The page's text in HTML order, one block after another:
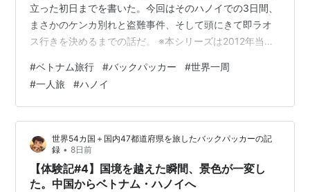
立った初日までを書いた。今回はそのハノイでの3日間、
まさかのケンカ別れと盗難事件、そして頭にきて即ラオ
ス行きを決めるまでの話だ。 ※本シリーズは2012年当時
もので、現在とは異なります。最新の実用情報は別記事
でまとめます。 ［写真：ハノイの街並み］ 中国人の相棒
と、フランスパン投げつけ事件 朝は豪勢な朝食付きの宿
でゆっくり過ごし、午前中はパゴダ寺とホーチミンの記
念館を観光した。色のついた仏像はどこか胡散臭く、正
直あまり印象に残っていない。午後…
#ベトナム旅行 #バックパッカー #世界一周
#一人旅 #ハノイ
世界54カ国＋国内47都道府県を旅したバックパッカーの記
録 • 8日前
【体験記#4】国境を越えた瞬間、景色が一変し
た。中国からベトナム・ハノイへ